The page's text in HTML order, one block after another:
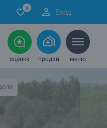
0 Вход
оценка продай меню